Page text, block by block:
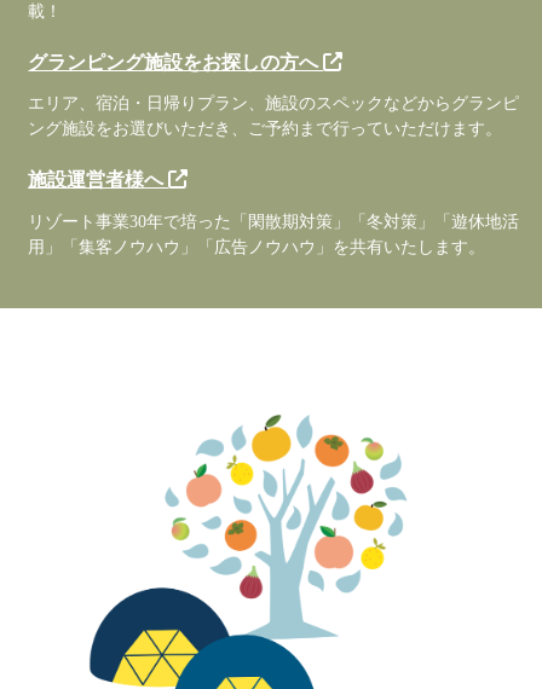
載！
グランピング施設をお探しの方へ
エリア、宿泊・日帰りプラン、施設のスペックなどからグランピ
ング施設をお選びいただき、ご予約まで行っていただけます。
施設運営者様へ
リゾート事業30年で培った「閑散期対策」「冬対策」「遊休地活
用」「集客ノウハウ」「広告ノウハウ」を共有いたします。